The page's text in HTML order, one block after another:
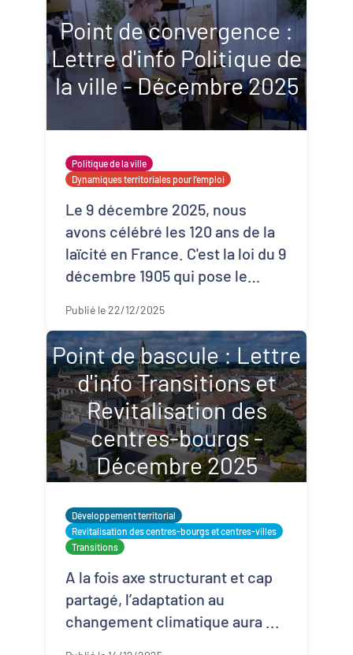
Dynamiques territoriales pour l’emploi
Transitions
...
Point de convergence :
Lettre d'info Politique de
la ville - Décembre 2025
Politique de la ville
Dynamiques territoriales pour l’emploi
Le 9 décembre 2025, nous
avons célébré les 120 ans de la
laïcité en France. C'est la loi du 9
décembre 1905 qui pose le
Publié le 22/12/2025
Point de bascule : Lettre
d'info Transitions et
Revitalisation des
centres-bourgs -
Décembre 2025
Développement territorial
Revitalisation des centres-bourgs et centres-villes
Transitions
A la fois axe structurant et cap
partagé, l’adaptation au